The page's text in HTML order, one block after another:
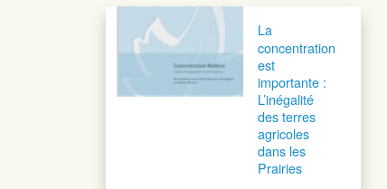
Navigation postale
La
concentration
est
importante :
L’inégalité
des terres
agricoles
dans les
Prairies